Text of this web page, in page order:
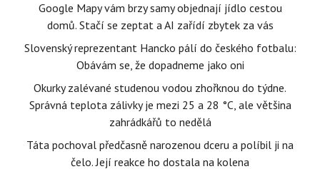
Google Mapy vám brzy samy objednají jídlo cestou
domů. Stačí se zeptat a AI zařídí zbytek za vás
Slovenský reprezentant Hancko pálí do českého fotbalu:
Obávám se, že dopadneme jako oni
Okurky zalévané studenou vodou zhořknou do týdne.
Správná teplota zálivky je mezi 25 a 28 °C, ale většina
zahrádkářů to nedělá
Táta pochoval předčasně narozenou dceru a políbil ji na
čelo. Její reakce ho dostala na kolena